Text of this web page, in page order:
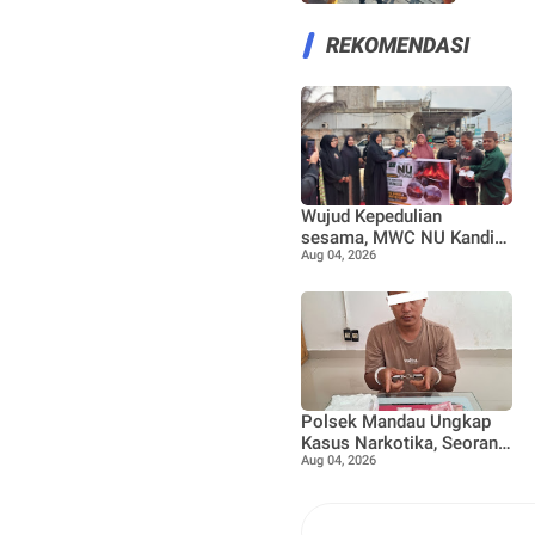
REKOMENDASI
Wujud Kepedulian
sesama, MWC NU Kandis
dan Muslimat NU Kandis
musibah kebakaran
Aug 04, 2026
Polsek Mandau Ungkap
Kasus Narkotika, Seorang
Pria Diamankan dengan
Aug 04, 2026